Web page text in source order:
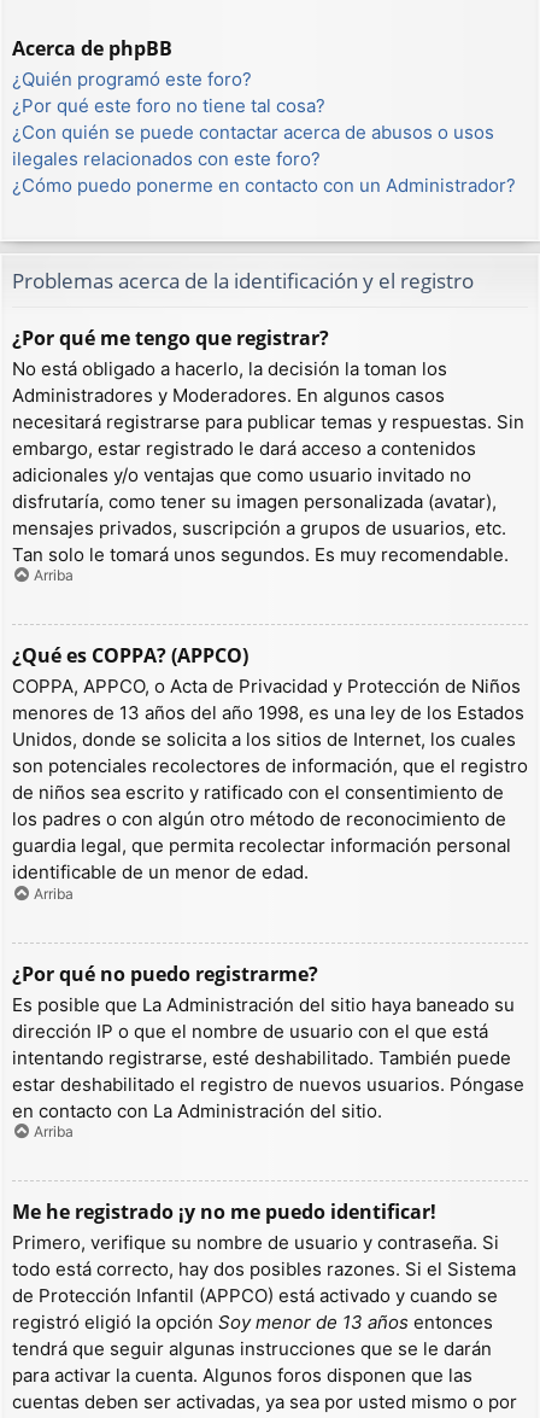
Acerca de phpBB
¿Quién programó este foro?
¿Por qué este foro no tiene tal cosa?
¿Con quién se puede contactar acerca de abusos o usos
ilegales relacionados con este foro?
¿Cómo puedo ponerme en contacto con un Administrador?
Problemas acerca de la identificación y el registro
¿Por qué me tengo que registrar?
No está obligado a hacerlo, la decisión la toman los
Administradores y Moderadores. En algunos casos
necesitará registrarse para publicar temas y respuestas. Sin
embargo, estar registrado le dará acceso a contenidos
adicionales y/o ventajas que como usuario invitado no
disfrutaría, como tener su imagen personalizada (avatar),
mensajes privados, suscripción a grupos de usuarios, etc.
Tan solo le tomará unos segundos. Es muy recomendable.
Arriba
¿Qué es COPPA? (APPCO)
COPPA, APPCO, o Acta de Privacidad y Protección de Niños
menores de 13 años del año 1998, es una ley de los Estados
Unidos, donde se solicita a los sitios de Internet, los cuales
son potenciales recolectores de información, que el registro
de niños sea escrito y ratificado con el consentimiento de
los padres o con algún otro método de reconocimiento de
guardia legal, que permita recolectar información personal
identificable de un menor de edad.
Arriba
¿Por qué no puedo registrarme?
Es posible que La Administración del sitio haya baneado su
dirección IP o que el nombre de usuario con el que está
intentando registrarse, esté deshabilitado. También puede
estar deshabilitado el registro de nuevos usuarios. Póngase
en contacto con La Administración del sitio.
Arriba
Me he registrado ¡y no me puedo identificar!
Primero, verifique su nombre de usuario y contraseña. Si
todo está correcto, hay dos posibles razones. Si el Sistema
de Protección Infantil (APPCO) está activado y cuando se
registró eligió la opción Soy menor de 13 años entonces
tendrá que seguir algunas instrucciones que se le darán
para activar la cuenta. Algunos foros disponen que las
cuentas deben ser activadas, ya sea por usted mismo o por